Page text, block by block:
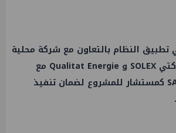
النظام بالتعاون مع شركة محلية
وهو تحالف بين شركتي SOLEX و Qualitat Energie مع
الاستعانة بشركة SAP كمستشار للمشروع لضمان تنفيذ